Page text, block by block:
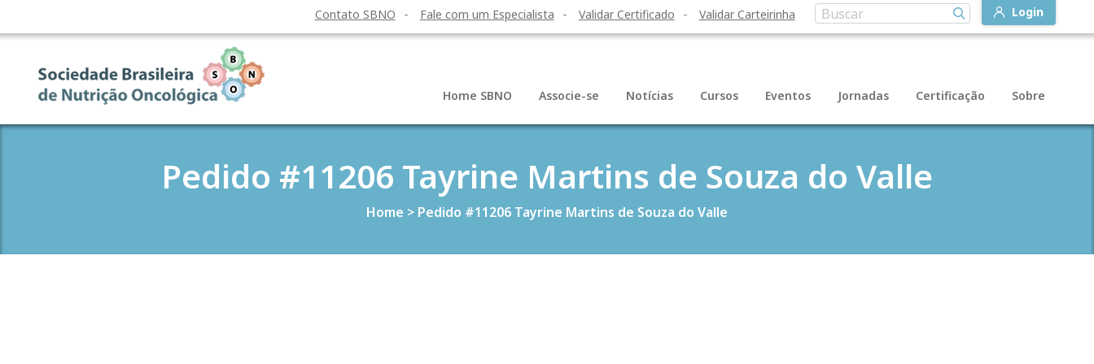
Contato SBNO Fale com um Especialista Validar Certificado Validar Carteirinha Login
Home SBNO Associe-se Notícias Cursos Eventos Jornadas Certificação Sobre
Pedido #11206 Tayrine Martins de Souza do Valle
Home > Pedido #11206 Tayrine Martins de Souza do Valle